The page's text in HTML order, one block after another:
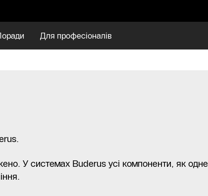
Для професіоналів
У системах Buderus усі компоненти, як одне